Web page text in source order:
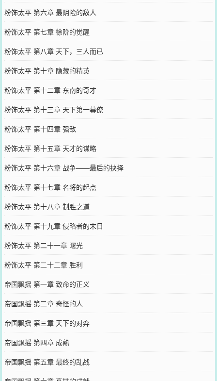
粉饰太平 第六章 最阴险的敌人
粉饰太平 第七章 徐阶的觉醒
粉饰太平 第八章 天下，三人而已
粉饰太平 第十章 隐藏的精英
粉饰太平 第十二章 东南的奇才
粉饰太平 第十三章 天下第一幕僚
粉饰太平 第十四章 强敌
粉饰太平 第十五章 天才的谋略
粉饰太平 第十六章 战争——最后的抉择
粉饰太平 第十七章 名将的起点
粉饰太平 第十八章 制胜之道
粉饰太平 第十九章 侵略者的末日
粉饰太平 第二十一章 曙光
粉饰太平 第二十二章 胜利
帝国飘摇 第一章 致命的正义
帝国飘摇 第二章 奇怪的人
帝国飘摇 第三章 天下的对弈
帝国飘摇 第四章 成熟
帝国飘摇 第五章 最终的乱战